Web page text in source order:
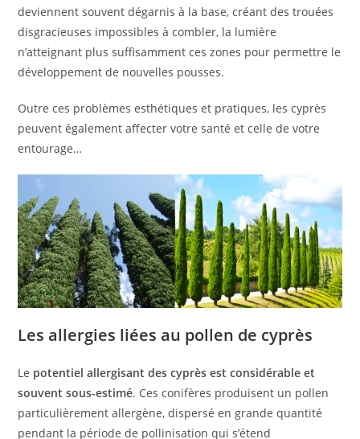
deviennent souvent dégarnis à la base, créant des trouées
disgracieuses impossibles à combler, la lumière
n’atteignant plus suffisamment ces zones pour permettre le
développement de nouvelles pousses.
Outre ces problèmes esthétiques et pratiques, les cyprès
peuvent également affecter votre santé et celle de votre
entourage…
Les allergies liées au pollen de cyprès
Le potentiel allergisant des cyprès est considérable et
souvent sous-estimé. Ces conifères produisent un pollen
particulièrement allergène, dispersé en grande quantité
pendant la période de pollinisation qui s’étend